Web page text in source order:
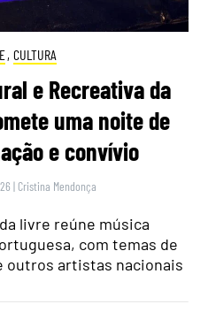
, CULTURA
e Recreativa da
uma noite de
e convívio
| Cristina Mendonça
livre reúne música
com temas de
outros artistas nacionais